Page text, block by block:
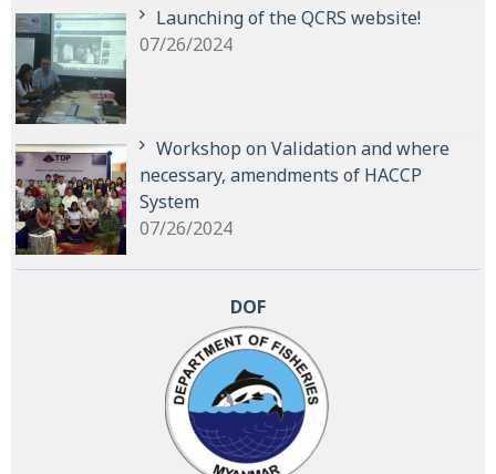
Launching of the QCRS website!
07/26/2024
Workshop on Validation and where
necessary, amendments of HACCP
System
07/26/2024
DOF